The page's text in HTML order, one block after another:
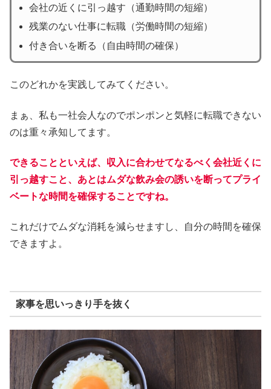
会社の近くに引っ越す（通勤時間の短縮）
残業のない仕事に転職（労働時間の短縮）
付き合いを断る（自由時間の確保）
このどれかを実践してみてください。
まぁ、私も一社会人なのでポンポンと気軽に転職できない
のは重々承知してます。
できることといえば、収入に合わせてなるべく会社近くに
引っ越すこと、あとはムダな飲み会の誘いを断ってプライ
ベートな時間を確保することですね。
これだけでムダな消耗を減らせますし、自分の時間を確保
できますよ。
家事を思いっきり手を抜く